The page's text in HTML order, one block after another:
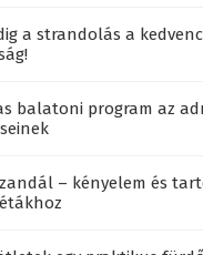
a strandolás a
balatoni program az
– kényelem és